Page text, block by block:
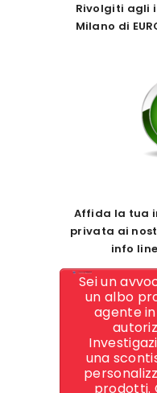
Rivolgiti agli
Milano di
Affida la tua
privata ai
info line
Sei un
un albo
agente
una
prodotti.